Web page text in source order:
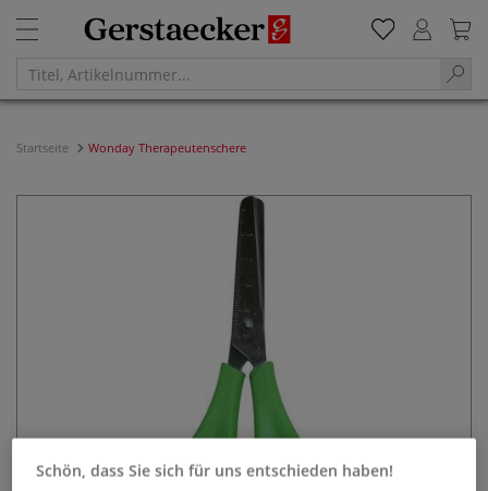
Startseite Wonday Therapeutenschere
Schön, dass Sie sich für uns entschieden haben!